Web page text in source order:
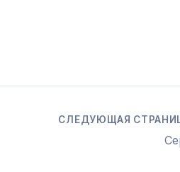
СЛЕДУЮЩАЯ